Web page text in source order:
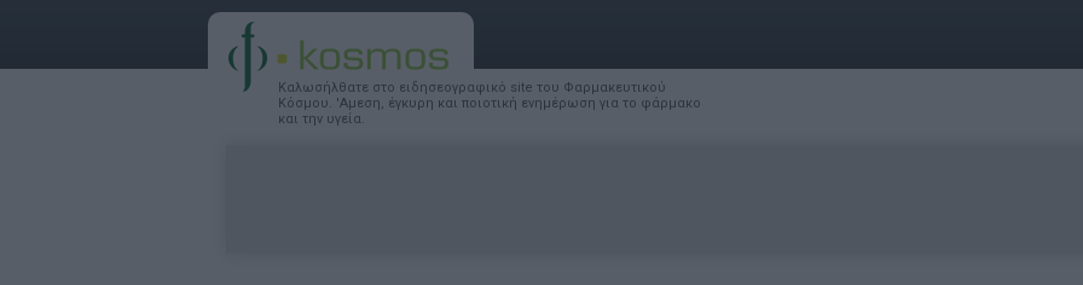
Καλωσήλθατε στο ειδησεογραφικό site του Φαρμακευτικού
Κόσμου. 'Αμεση, έγκυρη και ποιοτική ενημέρωση για το φάρμακο
και την υγεία.